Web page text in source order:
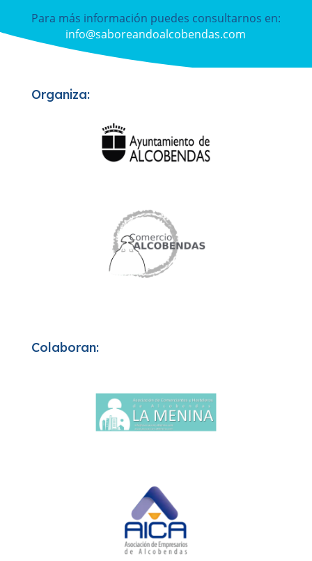
Para más información puedes consultarnos en:
info@saboreandoalcobendas.com
Organiza:
Colaboran: